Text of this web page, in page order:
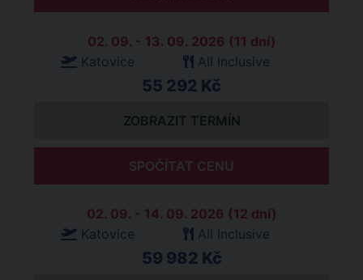
02. 09. - 13. 09. 2026 (11 dní)
Katovice
All Inclusive
55 292 Kč
ZOBRAZIT TERMÍN
SPOČÍTAT CENU
02. 09. - 14. 09. 2026 (12 dní)
Katovice
All Inclusive
59 982 Kč